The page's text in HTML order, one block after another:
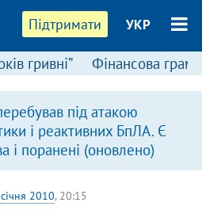
Підтримати УКР
гривні” Фінансова
під атакою
і реактивних БпЛА. Є
і поранені (оновлено)
2010, 20:15